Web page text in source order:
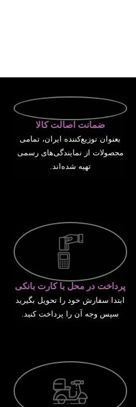
ضمانت اصالت کالا
بعنوان توزیع‌کننده ایران، تمامی
محصولات از نمایندگی‌های رسمی
تهیه شده‌اند.
پرداخت در محل با کارت بانکی
ابتدا سفارش خود را تحویل بگیرید
سپس وجه آن را پرداخت کنید.